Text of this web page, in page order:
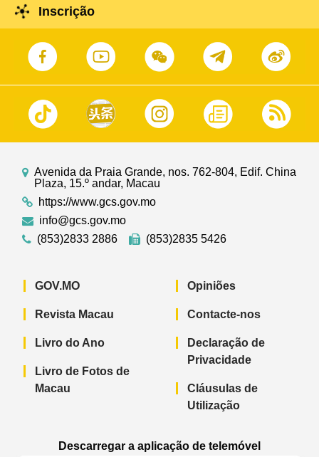
Inscrição
Avenida da Praia Grande, nos. 762-804, Edif. China
Plaza, 15.º andar, Macau
https://www.gcs.gov.mo
info@gcs.gov.mo
(853)2833 2886
(853)2835 5426
GOV.MO
Revista Macau
Livro do Ano
Livro de Fotos de
Macau
Opiniões
Contacte-nos
Declaração de
Privacidade
Cláusulas de
Utilização
Descarregar a aplicação de telemóvel